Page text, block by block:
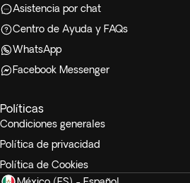
Asistencia por chat
Centro de Ayuda y FAQs
WhatsApp
Facebook Messenger
Políticas
Condiciones generales
Política de privacidad
Política de Cookies